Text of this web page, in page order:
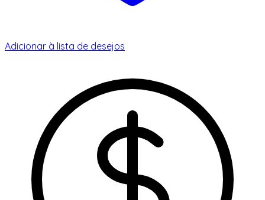
Adicionar à lista de desejos